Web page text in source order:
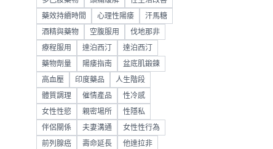
藥效持續時間 心理性陽痿 汗馬糖
酒精與藥物 空腹服用 伐地那非
療程服用 達泊西汀 達泊西汀
藥物劑量 陽痿指南 盆底肌鍛鍊
高血壓 印度藥品 人生階段
體質調理 催情產品 性冷感
女性性慾 親密場所 性隱私
伴侶關係 夫妻溝通 女性性行為
前列腺癌 壽命延長 他達拉非